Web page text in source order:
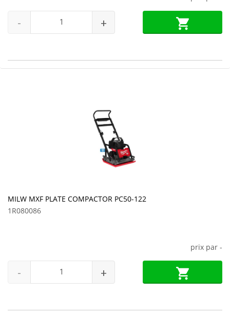
- +
MILW MXF PLATE COMPACTOR PC50-122
1R080086
prix par -
- +